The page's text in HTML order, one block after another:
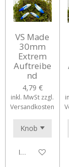
VS Made
30mm
Extrem
Auftreibe
nd
4,79 €
inkl. MwSt zzgl.
Versandkosten
In den